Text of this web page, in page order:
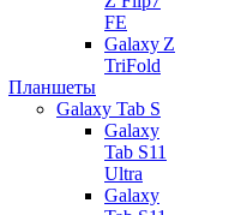
FE
Galaxy Z
TriFold
Планшеты
Galaxy Tab S
Galaxy
Tab S11
Ultra
Galaxy